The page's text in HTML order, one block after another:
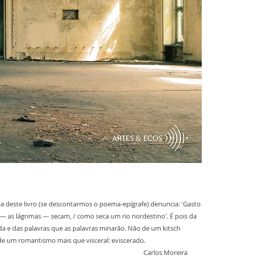
deste livro (se descontarmos o poema-epígrafe) denuncia: 'Gasto
as lágrimas — secam, / como seca um rio nordestino'. É pois da
e das palavras que as palavras minarão. Não de um kitsch
um romantismo mais que visceral: eviscerado.
Moreira